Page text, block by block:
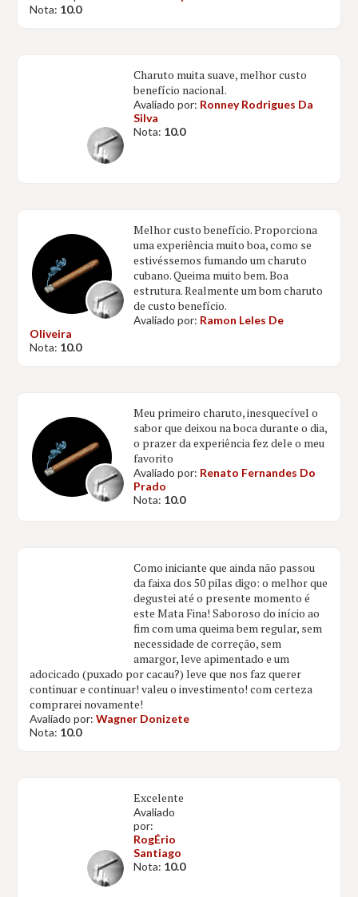
Nota: 10.0
Charuto muita suave, melhor custo
benefício nacional.
Avaliado por: Ronney Rodrigues Da
Silva
Nota: 10.0
Melhor custo benefício. Proporciona
uma experiência muito boa, como se
estivéssemos fumando um charuto
cubano. Queima muito bem. Boa
estrutura. Realmente um bom charuto
de custo benefício.
Avaliado por: Ramon Leles De
Oliveira
Nota: 10.0
Meu primeiro charuto, inesquecível o
sabor que deixou na boca durante o dia,
o prazer da experiência fez dele o meu
favorito
Avaliado por: Renato Fernandes Do
Prado
Nota: 10.0
Como iniciante que ainda não passou
da faixa dos 50 pilas digo: o melhor que
degustei até o presente momento é
este Mata Fina! Saboroso do início ao
fim com uma queima bem regular, sem
necessidade de correção, sem
amargor, leve apimentado e um
adocicado (puxado por cacau?) leve que nos faz querer
continuar e continuar! valeu o investimento! com certeza
comprarei novamente!
Avaliado por:Wagner Donizete
Nota: 10.0
Excelente
Avaliado
por:
RogÉrio
Santiago
Nota: 10.0